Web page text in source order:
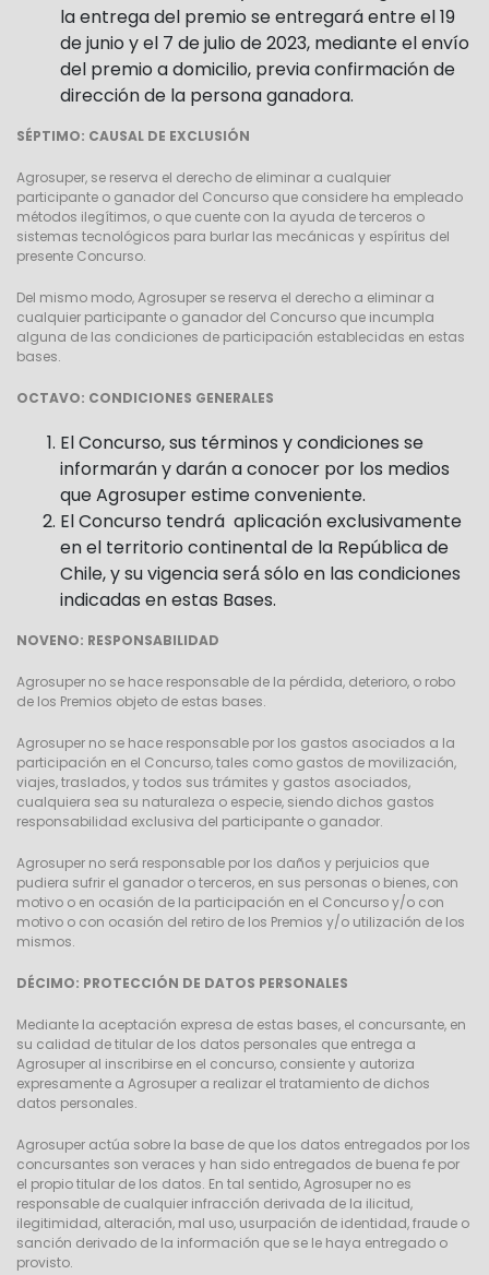
la entrega del premio se entregará entre el 19
de junio y el 7 de julio de 2023, mediante el envío
del premio a domicilio, previa confirmación de
dirección de la persona ganadora.
SÉPTIMO: CAUSAL DE EXCLUSIÓN
Agrosuper, se reserva el derecho de eliminar a cualquier
participante o ganador del Concurso que considere ha empleado
métodos ilegítimos, o que cuente con la ayuda de terceros o
sistemas tecnológicos para burlar las mecánicas y espíritus del
presente Concurso.
Del mismo modo, Agrosuper se reserva el derecho a eliminar a
cualquier participante o ganador del Concurso que incumpla
alguna de las condiciones de participación establecidas en estas
bases.
OCTAVO: CONDICIONES GENERALES
El Concurso, sus términos y condiciones se
informarán y darán a conocer por los medios
que Agrosuper estime conveniente.
El Concurso tendrá aplicación exclusivamente
en el territorio continental de la República de
Chile, y su vigencia será́ sólo en las condiciones
indicadas en estas Bases.
NOVENO: RESPONSABILIDAD
Agrosuper no se hace responsable de la pérdida, deterioro, o robo
de los Premios objeto de estas bases.
Agrosuper no se hace responsable por los gastos asociados a la
participación en el Concurso, tales como gastos de movilización,
viajes, traslados, y todos sus trámites y gastos asociados,
cualquiera sea su naturaleza o especie, siendo dichos gastos
responsabilidad exclusiva del participante o ganador.
Agrosuper no será responsable por los daños y perjuicios que
pudiera sufrir el ganador o terceros, en sus personas o bienes, con
motivo o en ocasión de la participación en el Concurso y/o con
motivo o con ocasión del retiro de los Premios y/o utilización de los
mismos.
DÉCIMO: PROTECCIÓN DE DATOS PERSONALES
Mediante la aceptación expresa de estas bases, el concursante, en
su calidad de titular de los datos personales que entrega a
Agrosuper al inscribirse en el concurso, consiente y autoriza
expresamente a Agrosuper a realizar el tratamiento de dichos
datos personales.
Agrosuper actúa sobre la base de que los datos entregados por los
concursantes son veraces y han sido entregados de buena fe por
el propio titular de los datos. En tal sentido, Agrosuper no es
responsable de cualquier infracción derivada de la ilicitud,
ilegitimidad, alteración, mal uso, usurpación de identidad, fraude o
sanción derivado de la información que se le haya entregado o
provisto.